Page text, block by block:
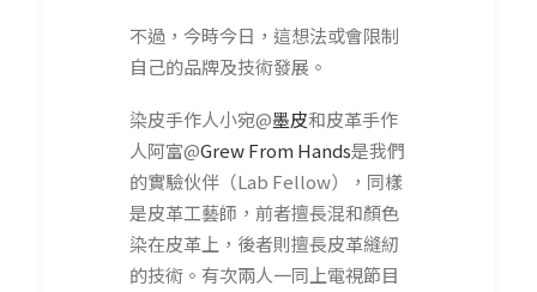
不過，今時今日，這想法或會限制
自己的品牌及技術發展。
染皮手作人小宛@墨皮和皮革手作
人阿富@Grew From Hands是我們
的實驗伙伴（Lab Fellow），同樣
是皮革工藝師，前者擅長混和顏色
染在皮革上，後者則擅長皮革縫紉
的技術。有次兩人一同上電視節目